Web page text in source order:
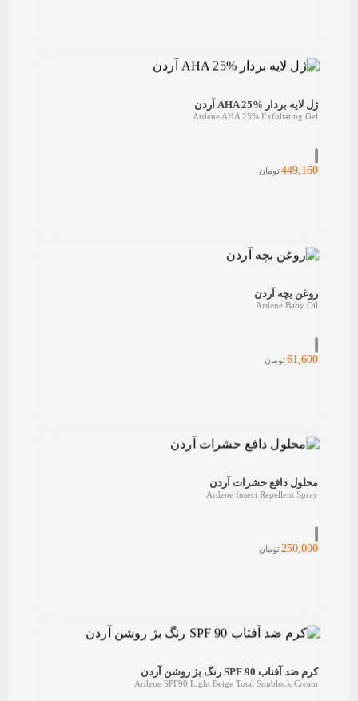
ژل لایه بردار AHA 25% آردن
Ardene AHA 25% Exfoliating Gel
449,160تومان
روغن بچه آردن
Ardene Baby Oil
61,600تومان
محلول دافع حشرات آردن
Ardene Insect Repellent Spray
250,000تومان
کرم ضد آفتاب SPF 90 رنگ بژ روشن آردن
Ardene SPF90 Light Beige Total Sunblock Cream